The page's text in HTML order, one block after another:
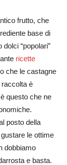
frutto, che
base di
dolci “popolari”
ricette
che le castagne
è
questo che ne
posto della
le ottime
dobbiamo
e basta.